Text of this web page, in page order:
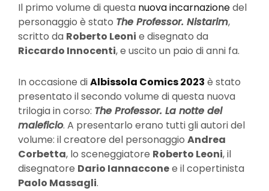
Il primo volume di questa nuova incarnazionedel
personaggio è stato The Professor. Nistarim,
scritto da Roberto Leoni e disegnato da
Riccardo Innocenti, e uscito un paio di anni fa.
In occasione diAlbissola Comics 2023 è stato
presentato il secondo volume di questa nuova
trilogia in corso: The Professor. La notte del
maleficio. A presentarlo erano tutti gli autori del
volume: il creatore del personaggio Andrea
Corbetta, lo sceneggiatore Roberto Leoni, il
disegnatore Dario Iannacconee il copertinista
Paolo Massagli.